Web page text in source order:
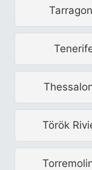
Török